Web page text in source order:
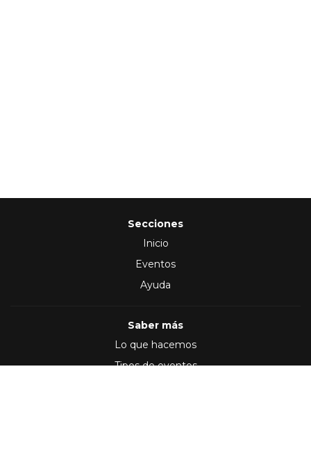
Secciones
Inicio
Eventos
Ayuda
Saber más
Lo que hacemos
Tipos de eventos